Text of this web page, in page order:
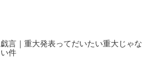
戯言｜重大発表ってだいたい重大じゃな
い件